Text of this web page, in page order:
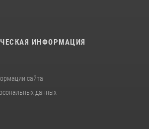
ИНФОРМАЦИЯ
сайта
данных